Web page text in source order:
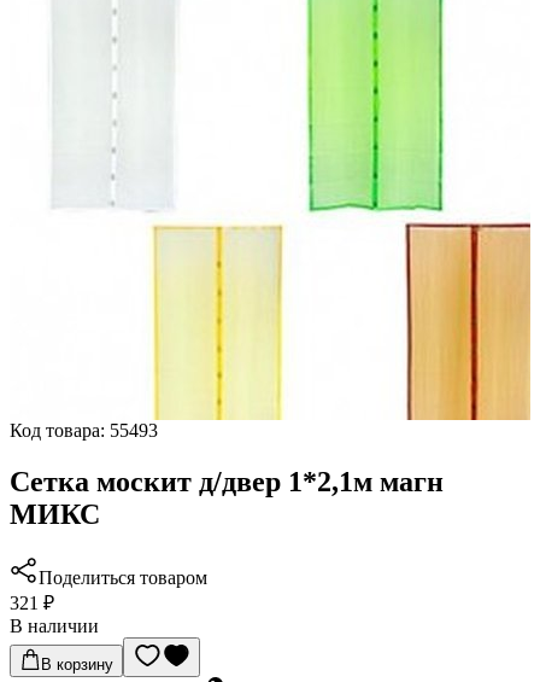
Код товара: 55493
Сетка москит д/двер 1*2,1м магн
МИКС
Поделиться товаром
321 ₽
В наличии
В корзину